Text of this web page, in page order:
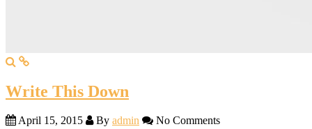
Write This Down
April 15, 2015 By admin
No Comments